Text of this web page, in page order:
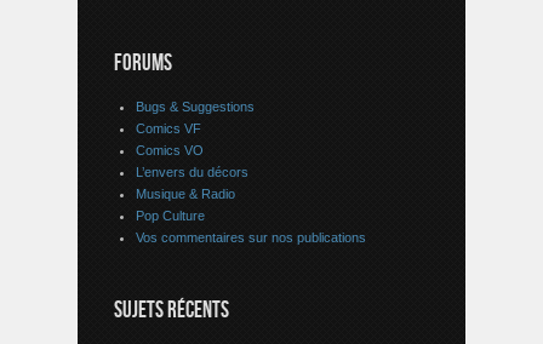
FORUMS
Bugs & Suggestions
Comics VF
Comics VO
L’envers du décors
Musique & Radio
Pop Culture
Vos commentaires sur nos publications
SUJETS RÉCENTS